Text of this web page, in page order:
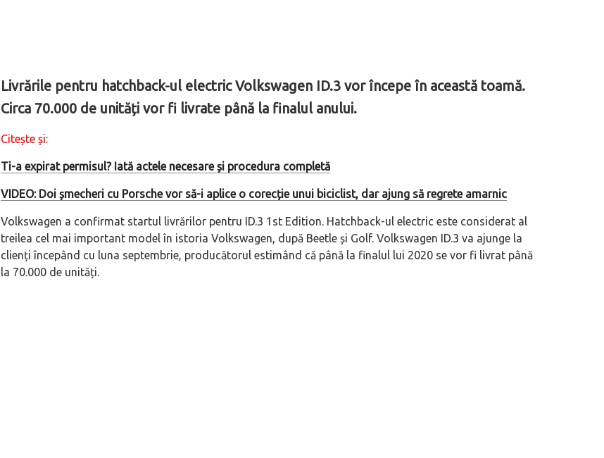
Livrările pentru hatchback-ul electric Volkswagen ID.3 vor începe în această toamă.
Circa 70.000 de unități vor fi livrate până la finalul anului.
Citește și:
Ti-a expirat permisul? Iată actele necesare și procedura completă
VIDEO: Doi șmecheri cu Porsche vor să-i aplice o corecție unui biciclist, dar ajung să regrete amarnic
Volkswagen a confirmat startul livrărilor pentru ID.3 1st Edition. Hatchback-ul electric este considerat al
treilea cel mai important model în istoria Volkswagen, după Beetle și Golf. Volkswagen ID.3 va ajunge la
clienți începând cu luna septembrie, producătorul estimând că până la finalul lui 2020 se vor fi livrat până
la 70.000 de unități.